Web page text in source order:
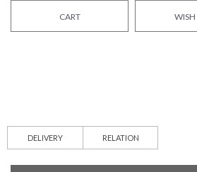
CART WISH
DELIVERY RELATION